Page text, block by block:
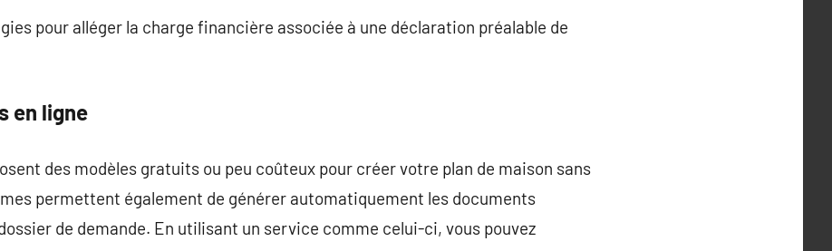
pour alléger la charge financière associée à une déclaration préalable de
en ligne
des modèles gratuits ou peu coûteux pour créer votre plan de maison sans
permettent également de générer automatiquement les documents
de demande. En utilisant un service comme celui-ci, vous pouvez